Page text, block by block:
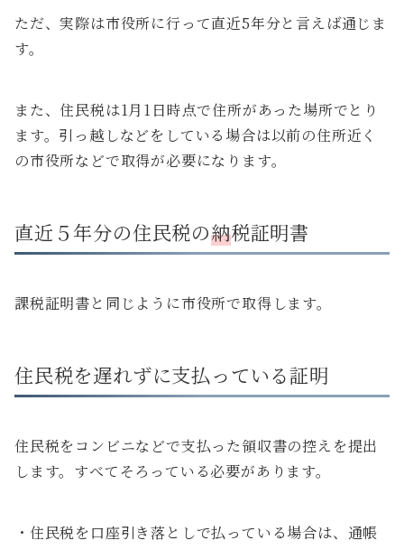
ただ、実際は市役所に行って直近5年分と言えば通じま
す。
また、住民税は1月1日時点で住所があった場所でとり
ます。引っ越しなどをしている場合は以前の住所近く
の市役所などで取得が必要になります。
直近５年分の住民税の納税証明書
課税証明書と同じように市役所で取得します。
住民税を遅れずに支払っている証明
住民税をコンビニなどで支払った領収書の控えを提出
します。すべてそろっている必要があります。
・住民税を口座引き落としで払っている場合は、通帳